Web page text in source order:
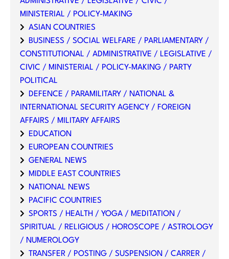
MINISTERIAL / POLICY-MAKING
ASIAN COUNTRIES
BUSINESS / SOCIAL WELFARE / PARLIAMENTARY /
CONSTITUTIONAL / ADMINISTRATIVE / LEGISLATIVE /
CIVIC / MINISTERIAL / POLICY-MAKING / PARTY
POLITICAL
DEFENCE / PARAMILITARY / NATIONAL &
INTERNATIONAL SECURITY AGENCY / FOREIGN
AFFAIRS / MILITARY AFFAIRS
EDUCATION
EUROPEAN COUNTRIES
GENERAL NEWS
MIDDLE EAST COUNTRIES
NATIONAL NEWS
PACIFIC COUNTRIES
SPORTS / HEALTH / YOGA / MEDITATION /
SPIRITUAL / RELIGIOUS / HOROSCOPE / ASTROLOGY
/ NUMEROLOGY
TRANSFER / POSTING / SUSPENSION / CARRER /